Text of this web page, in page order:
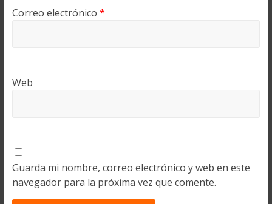
Correo electrónico *
Web
Guarda mi nombre, correo electrónico y web en este
navegador para la próxima vez que comente.